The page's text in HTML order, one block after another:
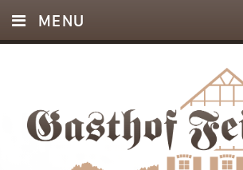
MENU
AGENDA
EVENTS